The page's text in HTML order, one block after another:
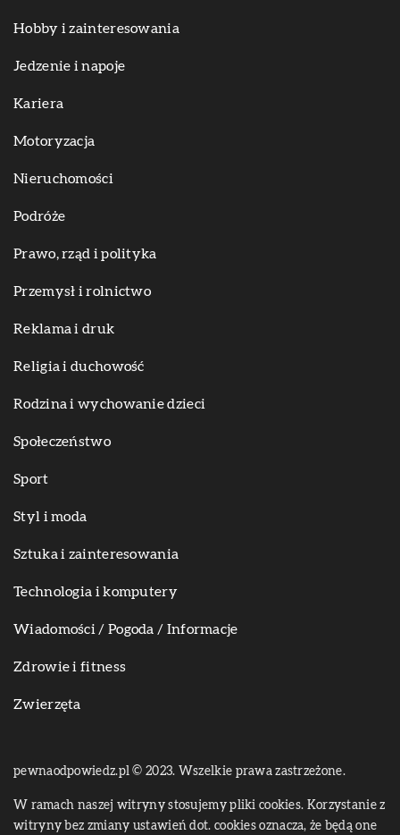
Hobby i zainteresowania
Jedzenie i napoje
Kariera
Motoryzacja
Nieruchomości
Podróże
Prawo, rząd i polityka
Przemysł i rolnictwo
Reklama i druk
Religia i duchowość
Rodzina i wychowanie dzieci
Społeczeństwo
Sport
Styl i moda
Sztuka i zainteresowania
Technologia i komputery
Wiadomości / Pogoda / Informacje
Zdrowie i fitness
Zwierzęta
pewnaodpowiedz.pl © 2023. Wszelkie prawa zastrzeżone.
W ramach naszej witryny stosujemy pliki cookies. Korzystanie z
witryny bez zmiany ustawień dot. cookies oznacza, że będą one